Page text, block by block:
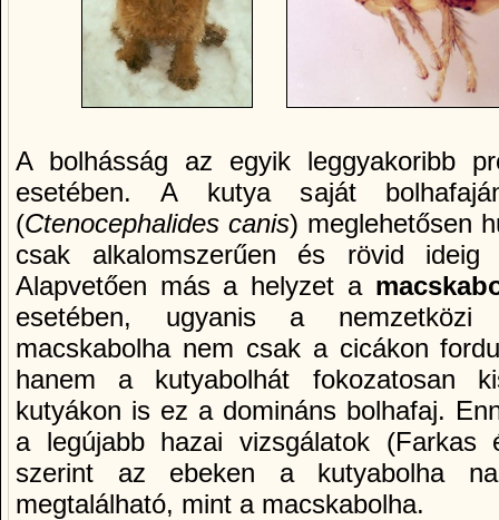
A bolhásság az egyik leggyakoribb
esetében. A kutya saját
(Ctenocephalides canis) meglehetősen
csak alkalomszerűen és rövid ideig
Alapvetően más a helyzet a
esetében, ugyanis a nemzetközi
macskabolha nem csak a cicákon
hanem a kutyabolhát fokozatosan
kutyákon is ez a domináns bolhafaj.
a legújabb hazai vizsgálatok (Farkas
szerint az ebeken a kutyabolha
megtalálható, mint a macskabolha.